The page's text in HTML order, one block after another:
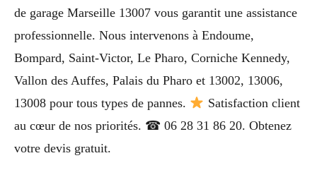
de garage Marseille 13007 vous garantit une assistance
professionnelle. Nous intervenons à Endoume,
Bompard, Saint-Victor, Le Pharo, Corniche Kennedy,
Vallon des Auffes, Palais du Pharo et 13002, 13006,
13008 pour tous types de pannes.
Satisfaction client
au cœur de nos priorités. ☎ 06 28 31 86 20. Obtenez
votre devis gratuit.